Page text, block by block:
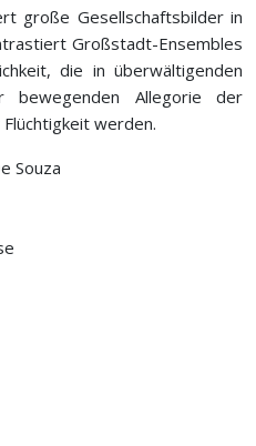
große Gesellschaftsbilder in
Großstadt-Ensembles
die in überwältigenden
bewegenden Allegorie der
werden.
Souza